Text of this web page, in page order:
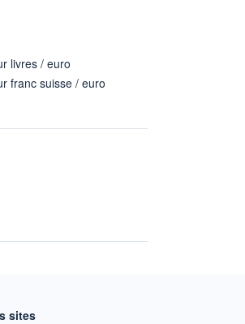
livres / euro
franc suisse / euro
sites